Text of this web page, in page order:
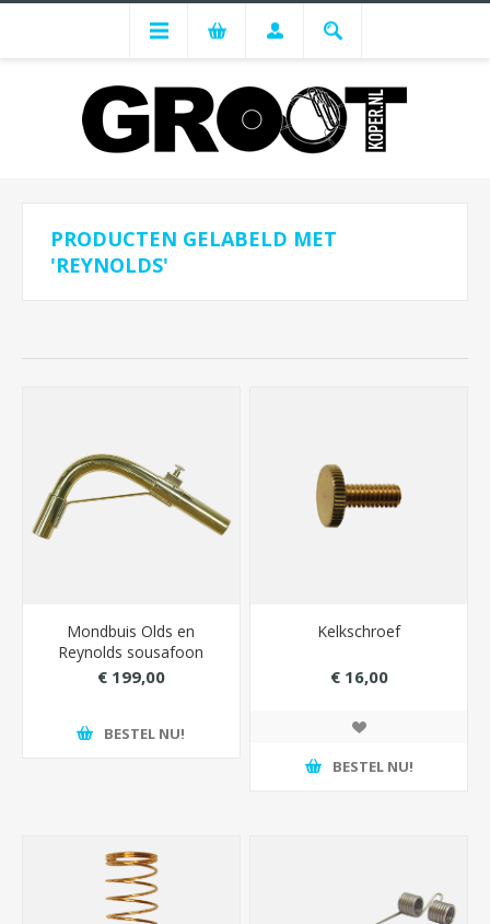
PRODUCTEN GELABELD MET
'REYNOLDS'
Mondbuis Olds en
Reynolds sousafoon
€ 199,00
BESTEL NU!
Kelkschroef
€ 16,00
BESTEL NU!